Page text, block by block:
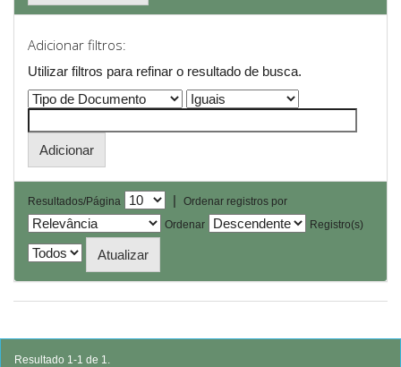
Adicionar filtros:
Utilizar filtros para refinar o resultado de busca.
Resultados/Página |
Ordenar registros por
Ordenar
Registro(s)
Resultado 1-1 de 1.